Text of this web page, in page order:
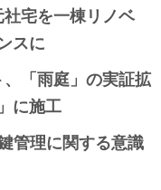
宅を一棟リノベ
スに
「雨庭」の実証拡
に施工
管理に関する意識